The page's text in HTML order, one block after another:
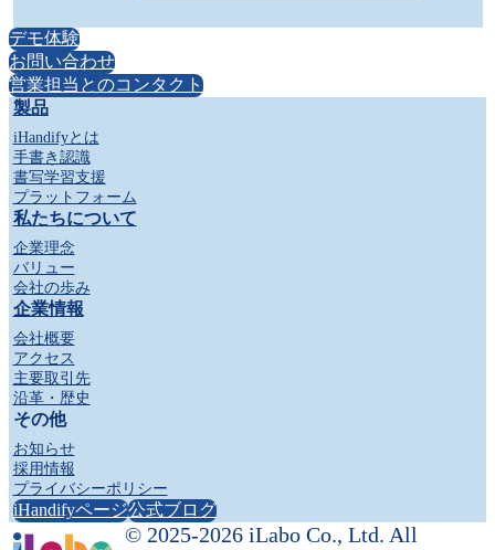
デモ体験
お問い合わせ
営業担当とのコンタクト
製品
iHandifyとは
手書き認識
書写学習支援
プラットフォーム
私たちについて
企業理念
バリュー
会社の歩み
企業情報
会社概要
アクセス
主要取引先
沿革・歴史
その他
お知らせ
採用情報
プライバシーポリシー
iHandifyページ公式ブログ
© 2025-2026 iLabo Co., Ltd. All